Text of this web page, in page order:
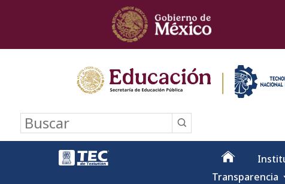
Buscar
Transparencia